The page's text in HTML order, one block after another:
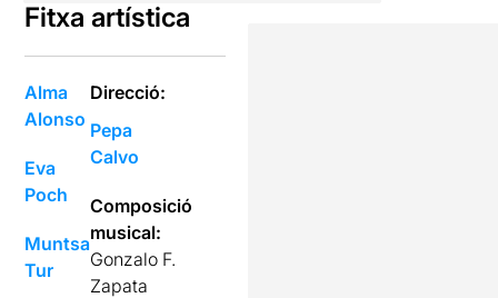
Fitxa artística
Alma
Alonso
Eva
Poch
Muntsa
Tur
Direcció:
Pepa
Calvo
Composició
musical:
Gonzalo F.
Zapata